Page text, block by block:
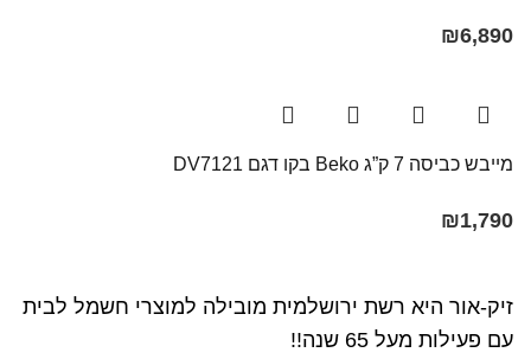
₪6,890
מייבש כביסה 7 ק”ג Beko בקו ‏דגם DV7121
₪1,790
זיק-אור היא רשת ירושלמית מובילה למוצרי חשמל לבית
עם פעילות מעל 65 שנה!!